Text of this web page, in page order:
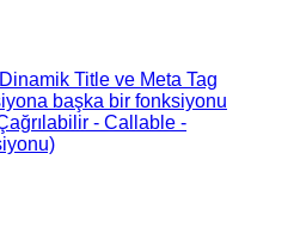
Title ve Meta Tag
başka bir fonksiyonu
- Callable -